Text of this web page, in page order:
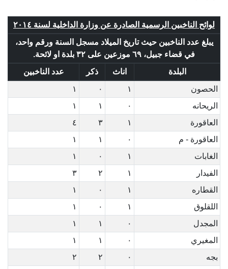
لوائح الناخبين الرسمية الصادرة عن وزارة الداخلية لسنة ٢٠١٤
يبلغ عدد الناخبين حيث تاريخ الميلاد مسجل السنة ورقم واحد،
في قضاء جبيل، ٦٩ موزعين على ٣٢ بلدة او لائحة.
البلدة
اناث ذكر
عدد الناخبين
الحصون
١ ٠
١
الريحانه
٠ ١
١
العاقورة
١ ٣
٤
العاقورة - م
٠ ١
١
الغابات
١ ٠
١
الفيدار
١ ٢
٣
القطاره
١ ٠
١
اللقلوق
١ ٠
١
المجدل
٠ ١
١
المغيري
٠ ١
١
بجه
٠ ٢
٢